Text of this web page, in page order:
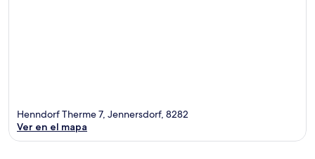
Henndorf Therme 7, Jennersdorf, 8282
Ver en el mapa